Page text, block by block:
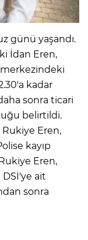
günü yaşandı.
İdan Eren,
kadar
sonra ticari
belirtildi.
Eren,
kayıp
Eren,
ait
sonra